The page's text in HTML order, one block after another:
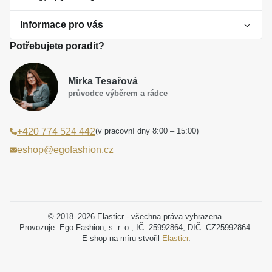
O perlách
Jak vybrat perlový šperk
Dárková inspirace
Smaltované a korálkové šperky jako trend
Laboratorní diamanty jsou budoucnost
Jak správně pečovat o šperky
Informace pro vás
Obchodní podmínky
Reklamační řád
Poučení o právu na odstoupení od smlouvy
Podmínky slev a akčních nabídek
Projekt registrace ochranné známky
Potřebujete poradit?
Mirka Tesařová
průvodce výběrem a rádce
+420 774 524 442(v pracovní dny 8:00 – 15:00)
eshop@egofashion.cz
© 2018–2026 Elasticr - všechna práva vyhrazena.
Provozuje: Ego Fashion, s. r. o., IČ: 25992864, DIČ: CZ25992864.
E-shop na míru stvořil
Elasticr.